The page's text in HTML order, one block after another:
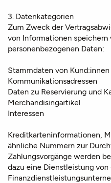
3. Datenkategorien
Zum Zweck der
von Informationen
personenbezogenen Daten:
Stammdaten von
Kommunikationsadressen
Daten zu Reservierung und
Merchandisingartikel
Interessen
Kreditkarteninformationen,
ähnliche Nummern zur
Zahlungsvorgänge werden
dazu eine Dienstleistung